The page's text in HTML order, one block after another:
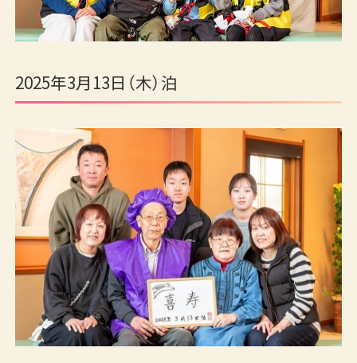
2025年3月13日（木）泊